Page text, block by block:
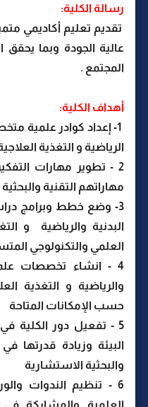
رسالة الكلية:
تقديم تعليم أكاديمي
عالية الجودة وبما
المجتمع .
أهداف الكلية:
1- إعداد كوادر علمية
الرياضية و التغذية
2 - تطوير مهارات
مهاراتهم التقنية
3- وضع خطط وبرامج
البدنية والرياضية و
العلمي والتكنولوجي
4 - انشاء تخصصات
والرياضية و التغذية
حسب الإمكانات المتاحة
5 - تفعيل دور الكلية
البيئة وزيادة قدرتها
والبحثية الاستشارية
6 - تنظيم الندوات